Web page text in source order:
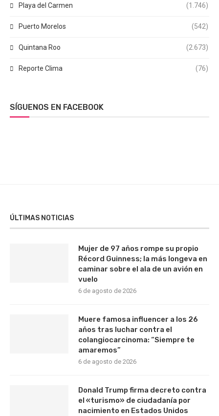
Playa del Carmen (1.746)
Puerto Morelos (542)
Quintana Roo (2.673)
Reporte Clima (76)
SÍGUENOS EN FACEBOOK
ÚLTIMAS NOTICIAS
Mujer de 97 años rompe su propio
Récord Guinness; la más longeva en
caminar sobre el ala de un avión en
vuelo
6 de agosto de 2026
Muere famosa influencer a los 26
años tras luchar contra el
colangiocarcinoma: “Siempre te
amaremos”
6 de agosto de 2026
Donald Trump firma decreto contra
el «turismo» de ciudadanía por
nacimiento en Estados Unidos